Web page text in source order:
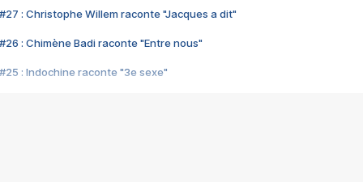
#27 : Christophe Willem raconte "Jacques a dit"
#26 : Chimène Badi raconte "Entre nous"
#25 : Indochine raconte "3e sexe"